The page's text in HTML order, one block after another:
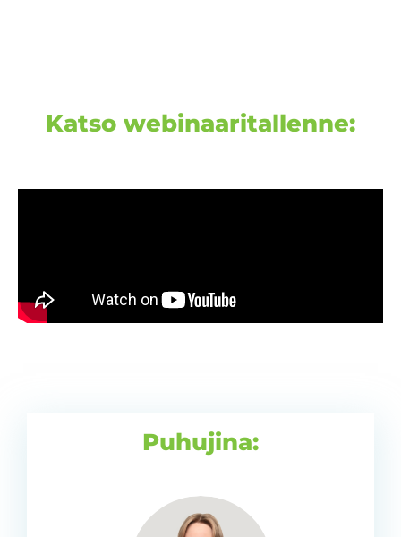
Katso webinaaritallenne:
Puhujina: